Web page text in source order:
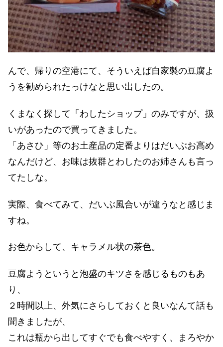
んで、帰りの空港にて、そういえば自家製の豆腐よ
うを勧められたっけなと思い出したの。
くまなく探して「わしたショップ」のみですが、扱
いがあったので買ってきました。
「あさひ」等のお土産品の定番よりはだいぶお高め
なんだけど、お味は抜群とわしたのお姉さんも言っ
てたしな。
実際、食べてみて、だいぶ風合いが違うなと感じま
すね。
お色からして、キャラメル状の茶色。
豆腐ようというと泡盛のキツさを感じるものもあ
り、
２時間以上、外気にさらしておくと良いなんて話も
聞きましたが、
これは瓶から出してすぐでも食べやすく、まろやか